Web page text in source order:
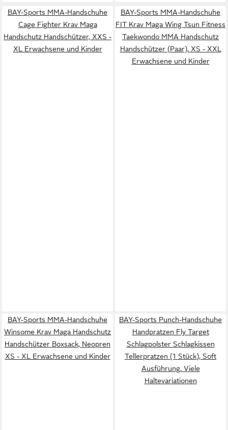
BAY-Sports MMA-Handschuhe
Cage Fighter Krav Maga
Handschutz Handschützer, XXS -
XL Erwachsene und Kinder
BAY-Sports MMA-Handschuhe
FIT Krav Maga Wing Tsun Fitness
Taekwondo MMA Handschutz
Handschützer (Paar), XS - XXL
Erwachsene und Kinder
BAY-Sports MMA-Handschuhe
Winsome Krav Maga Handschutz
Handschützer Boxsack, Neopren
XS - XL Erwachsene und Kinder
BAY-Sports Punch-Handschuhe
Handpratzen Fly Target
Schlagpolster Schlagkissen
Tellerpratzen (1 Stück), Soft
Ausführung, Viele
Haltevariationen